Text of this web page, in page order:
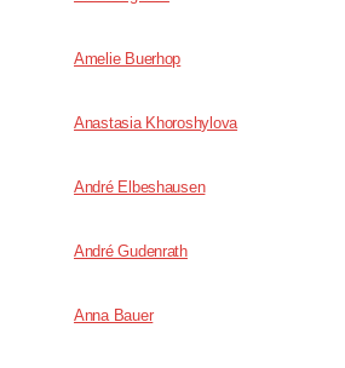
Amelie Buerhop
Anastasia Khoroshylova
André Elbeshausen
André Gudenrath
Anna Bauer